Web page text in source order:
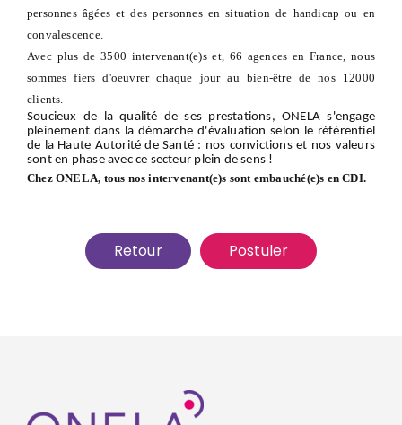
personnes âgées et des personnes en situation de handicap ou en
convalescence.
Avec plus de 3500 intervenant(e)s et, 66 agences en France, nous
sommes fiers d'oeuvrer chaque jour au bien-être de nos 12000
clients.
Soucieux de la qualité de ses prestations, ONELA s'engage
pleinement dans la démarche d'évaluation selon le référentiel
de la Haute Autorité de Santé : nos convictions et nos valeurs
sont en phase avec ce secteur plein de sens !
Chez ONELA, tous nos intervenant(e)s sont embauché(e)s en CDI.
Retour Postuler